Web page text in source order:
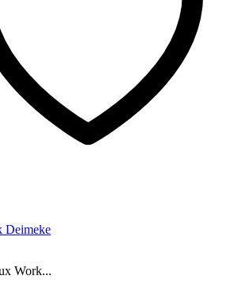
Work...